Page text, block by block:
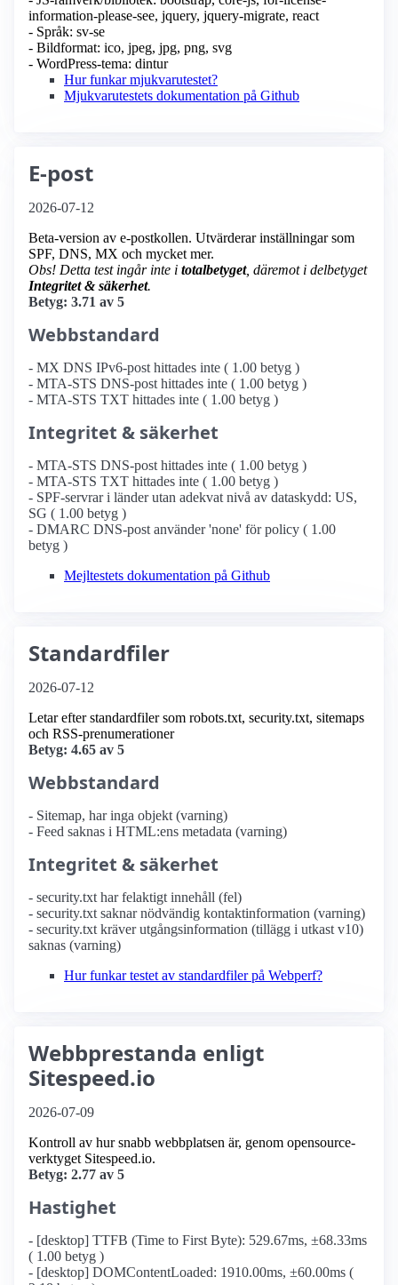
information-please-see, jquery, jquery-migrate, react
- Språk: sv-se
- Bildformat: ico, jpeg, jpg, png, svg
- WordPress-tema: dintur
Hur funkar mjukvarutestet?
Mjukvarutestets dokumentation på Github
E-post
2026-07-12
Beta-version av e-postkollen. Utvärderar inställningar som
SPF, DNS, MX och mycket mer.
Obs! Detta test ingår inte i totalbetyget, däremot i delbetyget
Integritet & säkerhet.
Betyg: 3.71 av 5
Webbstandard
- MX DNS IPv6-post hittades inte ( 1.00 betyg )
- MTA-STS DNS-post hittades inte ( 1.00 betyg )
- MTA-STS TXT hittades inte ( 1.00 betyg )
Integritet & säkerhet
- MTA-STS DNS-post hittades inte ( 1.00 betyg )
- MTA-STS TXT hittades inte ( 1.00 betyg )
- SPF-servrar i länder utan adekvat nivå av dataskydd: US,
SG ( 1.00 betyg )
- DMARC DNS-post använder 'none' för policy ( 1.00
betyg )
Mejltestets dokumentation på Github
Standardfiler
2026-07-12
Letar efter standardfiler som robots.txt, security.txt, sitemaps
och RSS-prenumerationer
Betyg: 4.65 av 5
Webbstandard
- Sitemap, har inga objekt (varning)
- Feed saknas i HTML:ens metadata (varning)
Integritet & säkerhet
- security.txt har felaktigt innehåll (fel)
- security.txt saknar nödvändig kontaktinformation (varning)
- security.txt kräver utgångsinformation (tillägg i utkast v10)
saknas (varning)
Hur funkar testet av standardfiler på Webperf?
Webbprestanda enligt
Sitespeed.io
2026-07-09
Kontroll av hur snabb webbplatsen är, genom opensource-
verktyget Sitespeed.io.
Betyg: 2.77 av 5
Hastighet
- [desktop] TTFB (Time to First Byte): 529.67ms, ±68.33ms
( 1.00 betyg )
- [desktop] DOMContentLoaded: 1910.00ms, ±60.00ms (